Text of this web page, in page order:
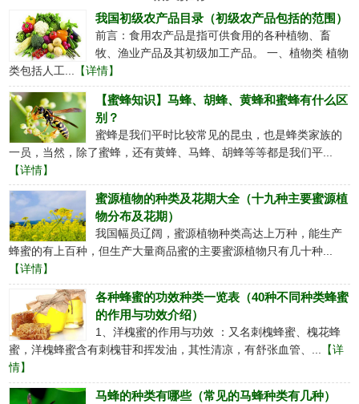
我国初级农产品目录（初级农产品包括的范围）
前言：食用农产品是指可供食用的各种植物、畜
牧、渔业产品及其初级加工产品。 一、植物类 植物
类包括人工... 【详情】
【蜜蜂知识】马蜂、胡蜂、黄蜂和蜜蜂有什么区
别？
蜜蜂是我们平时比较常见的昆虫，也是蜂类家族的
一员，当然，除了蜜蜂，还有黄蜂、马蜂、胡蜂等等都是我们平...
【详情】
蜜源植物的种类及花期大全（十九种主要蜜源植
物分布及花期）
我国幅员辽阔，蜜源植物种类高达上万种，能生产
蜂蜜的有上百种，但生产大量商品蜜的主要蜜源植物只有几十种...
【详情】
各种蜂蜜的功效种类一览表（40种不同种类蜂蜜
的作用与功效介绍）
1、洋槐蜜的作用与功效 ：又名刺槐蜂蜜、槐花蜂
蜜，洋槐蜂蜜含有刺槐苷和挥发油，其性清凉，有舒张血管、... 【详
情】
马蜂的种类有哪些（常见的马蜂种类有几种）